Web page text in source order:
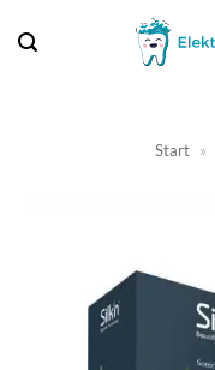
Inhalt
Start »